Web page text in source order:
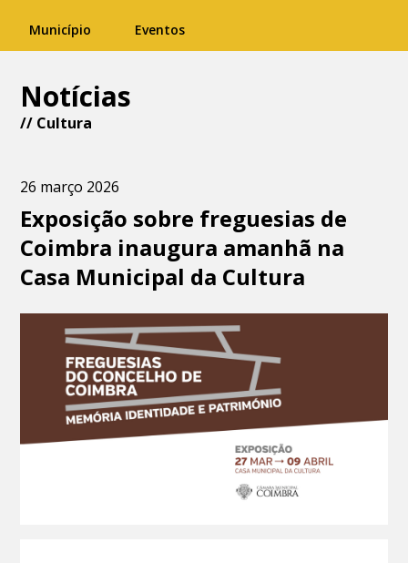
Município Eventos
Notícias
// Cultura
26 março 2026
Exposição sobre freguesias de
Coimbra inaugura amanhã na
Casa Municipal da Cultura